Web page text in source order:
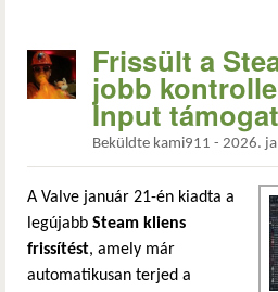
Frissült a
jobb
Input
Beküldte kami911 - 2026.
A Valve január 21-én kiadta a
legújabb Steam kliens
frissítést, amely már
automatikusan terjed a